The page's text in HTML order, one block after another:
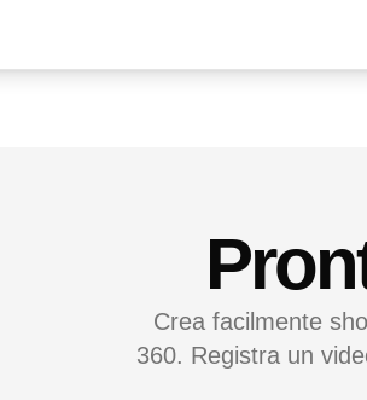
Crea facilmente
360. Registra un